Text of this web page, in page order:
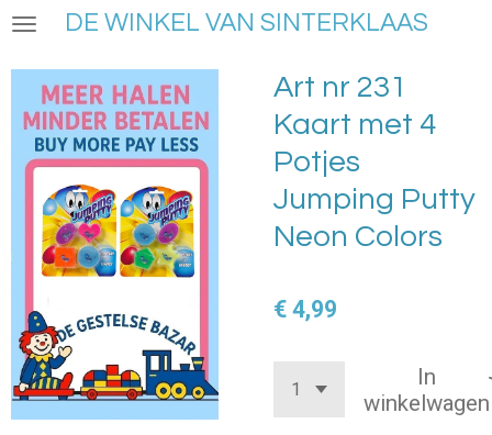
Ga
naar
hoofdinhoud
DE WINKEL VAN SINTERKLAAS
Art nr 231
Kaart met 4
Potjes
Jumping Putty
Neon Colors
€ 4,99
In
winkelwagen